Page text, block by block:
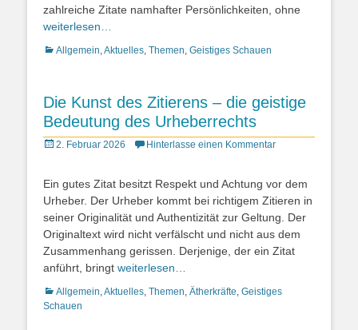
zahlreiche Zitate namhafter Persönlichkeiten, ohne
weiterlesen…
Kategorien
Allgemein,Aktuelles, Themen, Geistiges Schauen
Die Kunst des Zitierens – die geistige
Bedeutung des Urheberrechts
Posted
2. Februar 2026 Hinterlasse einen Kommentar
Ein gutes Zitat besitzt Respekt und Achtung vor dem
Urheber. Der Urheber kommt bei richtigem Zitieren in
seiner Originalität und Authentizität zur Geltung. Der
Originaltext wird nicht verfälscht und nicht aus dem
Zusammenhang gerissen. Derjenige, der ein Zitat
anführt, bringt weiterlesen…
Kategorien
Allgemein,Aktuelles, Themen, Ätherkräfte, Geistiges
Schauen